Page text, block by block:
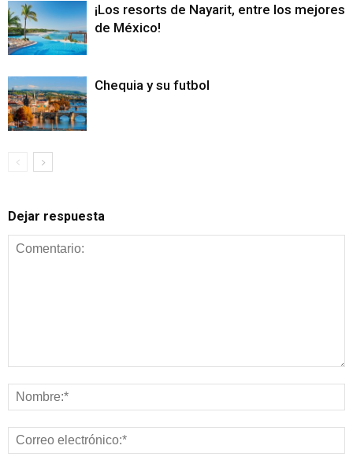
¡Los resorts de Nayarit, entre los mejores
de México!
Chequia y su futbol
Dejar respuesta